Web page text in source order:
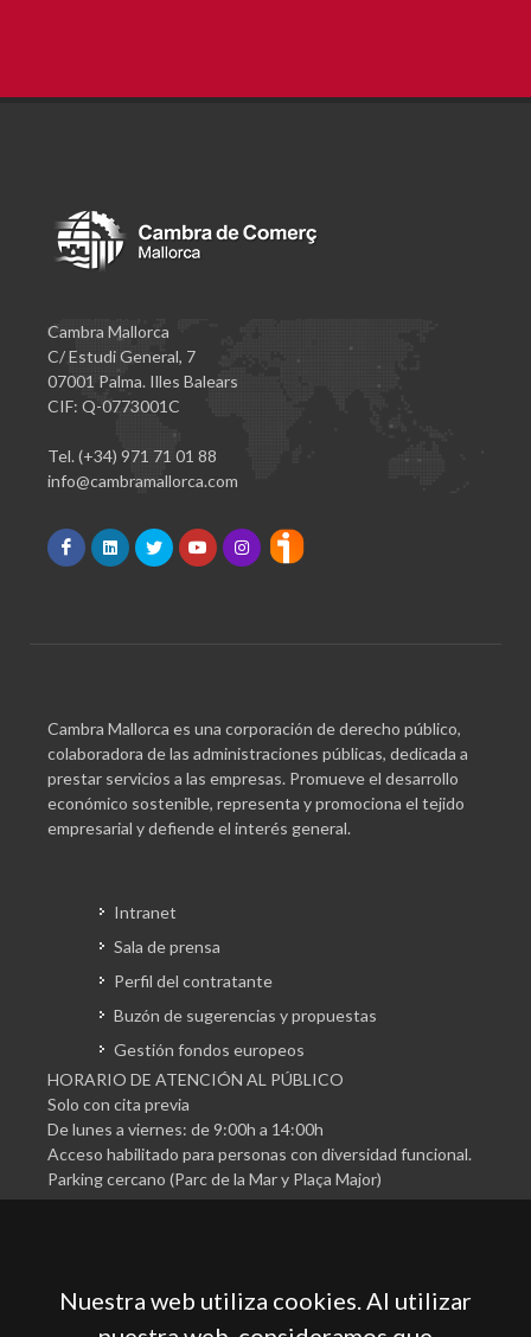
Cambra Mallorca
C/ Estudi General, 7
07001 Palma. Illes Balears
CIF: Q-0773001C
Tel. (+34) 971 71 01 88
info@cambramallorca.com
Cambra Mallorca es una corporación de derecho público,
colaboradora de las administraciones públicas, dedicada a
prestar servicios a las empresas. Promueve el desarrollo
económico sostenible, representa y promociona el tejido
empresarial y defiende el interés general.
Intranet
Sala de prensa
Perfil del contratante
Buzón de sugerencias y propuestas
Gestión fondos europeos
HORARIO DE ATENCIÓN AL PÚBLICO
Solo con cita previa
De lunes a viernes: de 9:00h a 14:00h
Acceso habilitado para personas con diversidad funcional.
Parking cercano (Parc de la Mar y Plaça Major)
Nuestra web utiliza cookies. Al utilizar